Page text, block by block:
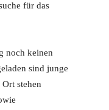
für das
noch keinen
sind junge
stehen